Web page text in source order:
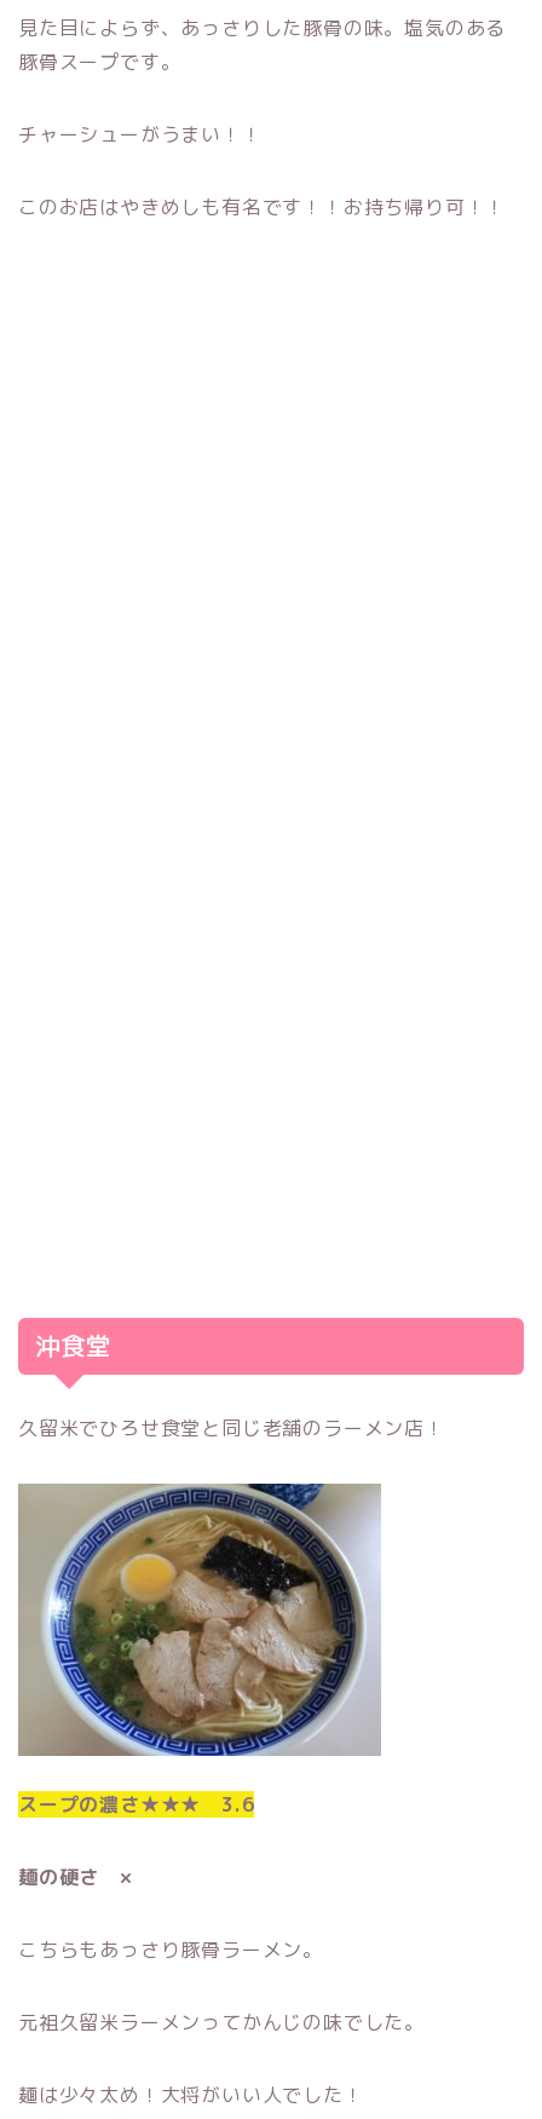
見た目によらず、あっさりした豚骨の味。塩気のある
豚骨スープです。
チャーシューがうまい！！
このお店はやきめしも有名です！！お持ち帰り可！！
沖食堂
久留米でひろせ食堂と同じ老舗のラーメン店！
スープの濃さ★★★ 3.6
麺の硬さ ×
こちらもあっさり豚骨ラーメン。
元祖久留米ラーメンってかんじの味でした。
麺は少々太め！大将がいい人でした！